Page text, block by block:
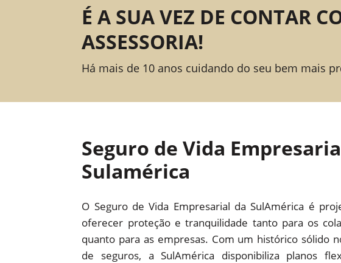
É A SUA VEZ DE CONTAR
ASSESSORIA!
Há mais de 10 anos cuidando do seu bem mais
Seguro de Vida
Sulamérica
O Seguro de Vida Empresarial da SulAmérica é
oferecer proteção e tranquilidade tanto para os
quanto para as empresas. Com um histórico sólido
de seguros, a SulAmérica disponibiliza planos